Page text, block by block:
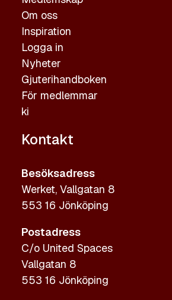
Om oss
Inspiration
Logga in
Nyheter
Gjuterihandboken
För medlemmar
ki
Kontakt
Besöksadress
Werket, Vallgatan 8
553 16 Jönköping
Postadress
C/o United Spaces
Vallgatan 8
553 16 Jönköping